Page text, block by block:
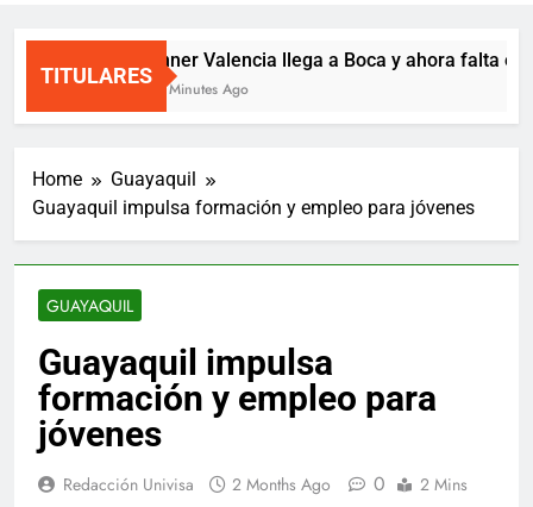
TITULARES
Enner Valencia llega a Boca y ahora falta el
21 Minutes Ago
Home
Guayaquil
Guayaquil impulsa formación y empleo para jóvenes
GUAYAQUIL
Guayaquil impulsa
formación y empleo para
jóvenes
Redacción Univisa 2 Months Ago 0 2 Mins